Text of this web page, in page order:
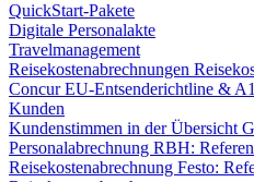
QuickStart-Pakete
Digitale Personalakte
Travelmanagement
Reisekostenabrechnungen
ConcurEU-Entsenderichtline &
Kunden
Kundenstimmen in der Übersicht
Personalabrechnung RBH:
Reisekostenabrechnung Festo: